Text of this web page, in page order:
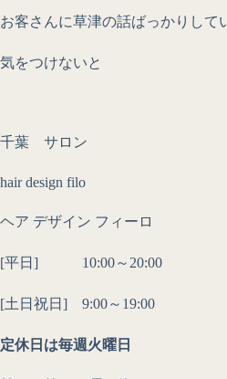
お客さんに草津の話ばっかりして
気をつけないと
千葉 サロン
hair design filo
ヘア デザイン フィーロ
[平日] 10:00～20:00
[土日祝日] 9:00～19:00
定休日は毎週火曜日